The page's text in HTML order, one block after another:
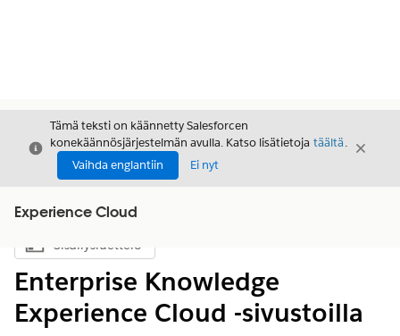
Sulje
Tämä teksti on käännetty Salesforcen
konekäännösjärjestelmän avulla. Katso lisätietoja täältä.
Vaihda englantiin
Ei nyt
Sulje
Experience Cloud
Näytä sisällysluettelo
Sisällysluettelo
Enterprise Knowledge
Experience Cloud -sivustoilla